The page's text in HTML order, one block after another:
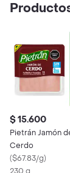
$ 15.600
Pietrán Jamón
Cerdo
($67.83/g)